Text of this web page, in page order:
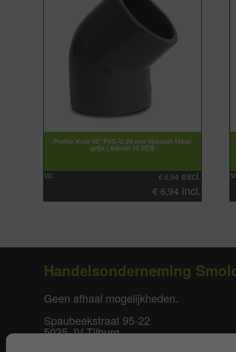
Profec Knie 45° PVC-U 20 mm lijmmof 16bar
grijs | Aantal 10 PCS
Va: € 6,94 excl.
€ 6,94 incl.
Handelsonderneming
Geen afhaal mogelijkheden.
Spaubeekstraat 95-22
5035 JV Tilburg